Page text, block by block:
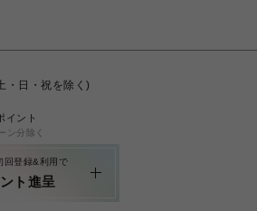
・日・祝を除く)
イント
ン分除く
回登録&利用で
ト進呈